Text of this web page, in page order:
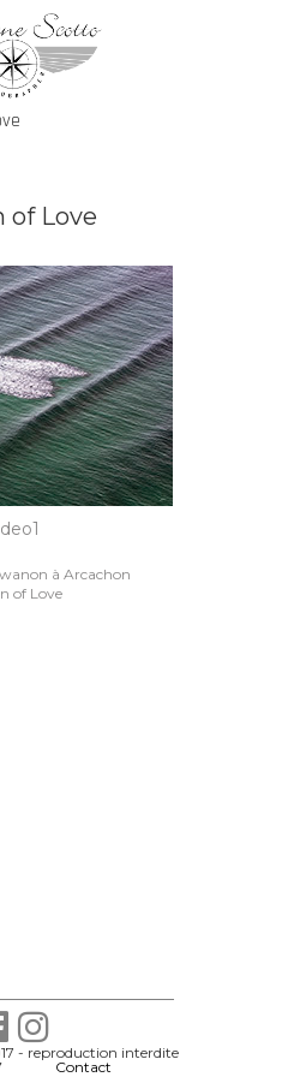
of Love
Navigation
de
l’article
à Arcachon
of Love
- reproduction interdite
Contact